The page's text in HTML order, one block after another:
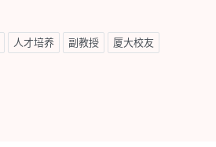
人才培养 副教授 厦大校友